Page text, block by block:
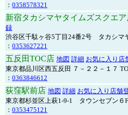
： 0358578321
新宿タカシマヤタイムズスクエア
録
渋谷区千駄ヶ谷5丁目24番2号 タカシマ
： 0353627221
五反田TOC店 地図 詳細 お気に入り店
東京都品川区西五反田 ７－２２－１７
： 0363846612
荻窪駅前店 地図 詳細 お気に入り店舗
東京都杉並区上萩1-9-1 タウンセブン６F
： 0353475121